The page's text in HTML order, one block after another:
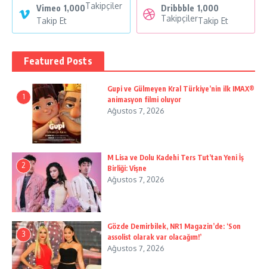
Vimeo 1,000Takipçiler
Takip Et
Dribbble 1,000
TakipçilerTakip Et
Featured Posts
1
Gupi ve Gülmeyen Kral Türkiye’nin ilk IMAX®
animasyon filmi oluyor
Ağustos 7, 2026
2
M Lisa ve Dolu Kadehi Ters Tut’tan Yeni İş
Birliği: Vişne
Ağustos 7, 2026
3
Gözde Demirbilek, NR1 Magazin’de: ‘Son
assolist olarak var olacağım!’
Ağustos 7, 2026